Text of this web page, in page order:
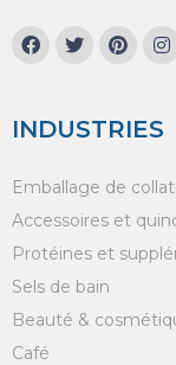
INDUSTRIES
Emballage de
Accessoires et
Protéines et
Sels de bain
Beauté &
Café